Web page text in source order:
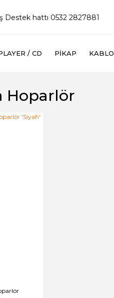
Destek hattı 0532 2827881
/ CD PIKAP KABLO
Hoparlör